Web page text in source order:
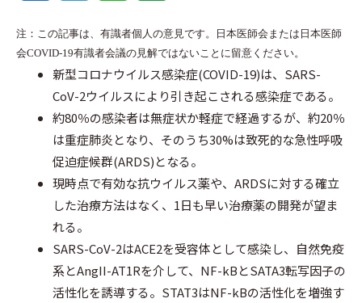
c
e
b
o
o
k
i
t
t
e
r
n
e
e
r
n
o
t
e
注：この記事は、有識者個人の意見です。日本医師会または日本医師
会COVID-19有識者会議の見解ではないことに留意ください。
新型コロナウイルス感染症(COVID-19)は、SARS-
CoV-2ウイルスにより引き起こされる感染症である。
約80％の感染者は無症状か軽症で経過するが、約20％
は重症肺炎となり、そのうち30%は致死的な急性呼吸
促迫症候群(ARDS)となる。
現時点で有効な抗ウイルス薬や、ARDSに対する確立
した治療方法はなく、1日も早い治療薬の開発が望ま
れる。
SARS-CoV-2はACE2を受容体として感染し、自然免疫
系とAngII-AT1Rを介して、NF-kBとSATA3転写因子の
活性化を誘導する。STAT3はNF-kBの活性化を増強す